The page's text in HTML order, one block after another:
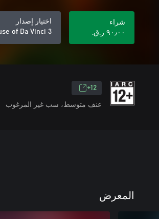
شراء
٩٠٫٠٠ ر.ق.‏
اختيار إصدار
of Da Vinci 3
12+
عنف متوسط، سب غير المرغوب
المعرض